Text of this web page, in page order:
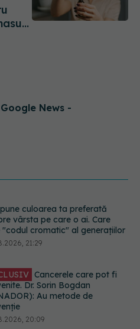
News -
Cancerele care pot fi
Dr. Sorin Bogdan
Au metode de
din deget care ar putea
riscul pentru 8 boli majore
18:34